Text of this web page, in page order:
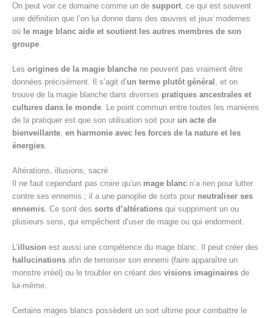
On peut voir ce domaine comme un de support , ce qui est souvent
une définition que l’on lui donne dans des œuvres et jeux modernes
où le mage blanc aide et soutient les autres membres de son
groupe
Les origines de la magie blanche ne peuvent pas vraiment être
données précisément. Il s’agit d’un terme plutôt général
, et on
trouve de la magie blanche dans diverses pratiques ancestrales et
cultures dans le monde . Le point commun entre toutes les manières
de la pratiquer est que son utilisation soit pour un acte de
bienveillante en harmonie avec les forces de la nature et les
énergies
Altérations, illusions, sacré
Il ne faut cependant pas croire qu’un mage blanc n’a rien pour lutter
contre ses ennemis ; il a une panoplie de sorts pour neutraliser ses
ennemis. Ce sont des sorts d’altérations qui suppriment un ou
plusieurs sens, qui empêchent d’user de magie ou qui endorment.
L’illusion est aussi une compétence du mage blanc. Il peut créer des
hallucinations afin de terroriser son ennemi (faire apparaître un
monstre irréel) ou le troubler en créant des visions imaginaires de
lui-même.
Certains mages blancs possèdent un sort ultime pour combattre le